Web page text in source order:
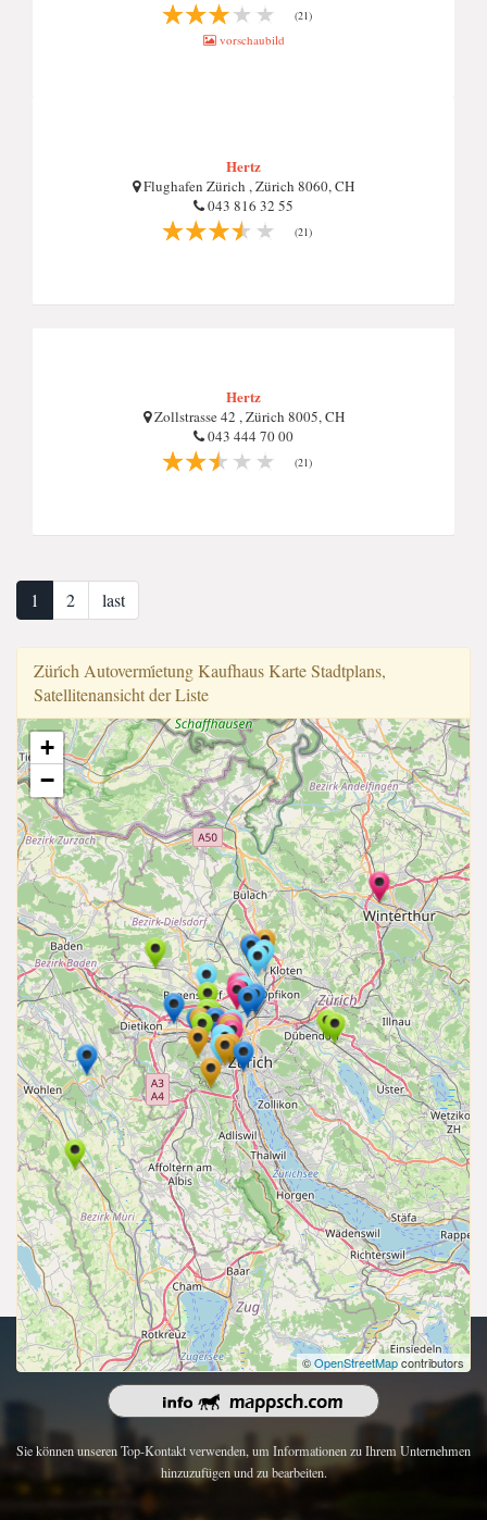
(21)
vorschaubild
Hertz
Flughafen Zürich , Zürich 8060, CH
043 816 32 55
(21)
Hertz
Zollstrasse 42 , Zürich 8005, CH
043 444 70 00
(21)
1 2 last
Züri̇ch Autovermi̇etung Kaufhaus Karte Stadtplans,
Satellitenansicht der Liste
+
−
©OpenStreetMapcontributors
Urheberrecht 2026 | Alle Rechte vorbehalten.
Sie können unseren Top-Kontakt verwenden, um Informationen zu Ihrem Unternehmen
hinzuzufügen und zu bearbeiten.